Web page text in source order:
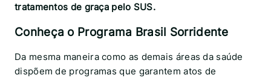
tratamentos de graça pelo SUS.
Conheça o Programa Brasil Sorridente
Da mesma maneira como as demais áreas da saúde
dispõem de programas que garantem atos de